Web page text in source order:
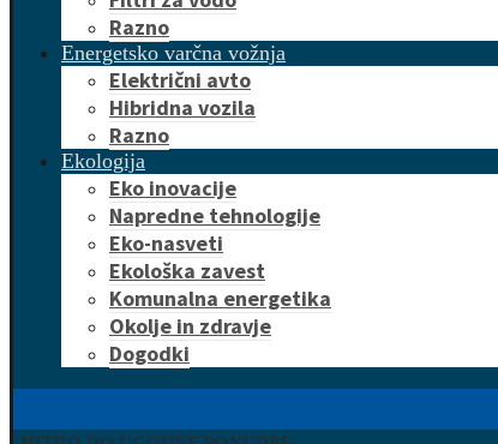
Razno
Energetsko varčna vožnja
Električni avto
Hibridna vozila
Razno
Ekologija
Eko inovacije
Napredne tehnologije
Eko-nasveti
Ekološka zavest
Komunalna energetika
Okolje in zdravje
Dogodki